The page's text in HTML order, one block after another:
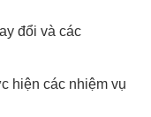
đổi và các
hiện các nhiệm vụ